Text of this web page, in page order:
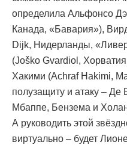
определила Альфонсо
Канада, «Бавария»),
Dijk, Нидерланды,
(Joško Gvardiol,
Хакими (Achraf Hakimi,
полузащиту и атаку –
Мбаппе, Бензема и
А руководить этой
виртуально – будет